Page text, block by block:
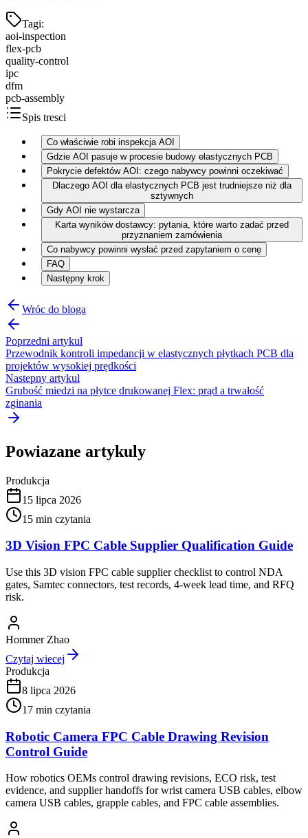
Tagi:
aoi-inspection
flex-pcb
quality-control
ipc
dfm
pcb-assembly
Spis tresci
Co właściwie robi inspekcja AOI
Gdzie AOI pasuje w procesie budowy elastycznych PCB
Pokrycie defektów AOI: czego nabywcy powinni oczekiwać
Dlaczego AOI dla elastycznych PCB jest trudniejsze niż dla
sztywnych
Gdy AOI nie wystarcza
Karta wyników dostawcy: pytania, które warto zadać przed
przyznaniem zamówienia
Co nabywcy powinni wysłać przed zapytaniem o cenę
FAQ
Następny krok
Wróc do bloga
Poprzedni artykul
Przewodnik kontroli impedancji w elastycznych płytkach PCB dla
projektów wysokiej prędkości
Nastepny artykul
Grubość miedzi na płytce drukowanej Flex: prąd a trwałość
zginania
Powiazane artykuly
Produkcja
15 lipca 2026
15 min czytania
3D Vision FPC Cable Supplier Qualification Guide
Use this 3D vision FPC cable supplier checklist to control NDA
gates, Samtec connectors, test records, 4-week lead time, and RFQ
risk.
Hommer Zhao
Czytaj wiecej
Produkcja
8 lipca 2026
17 min czytania
Robotic Camera FPC Cable Drawing Revision
Control Guide
How robotics OEMs control drawing revisions, ECO risk, test
evidence, and supplier handoffs for wrist camera USB cables, elbow
camera USB cables, grapple cables, and FPC cable assemblies.